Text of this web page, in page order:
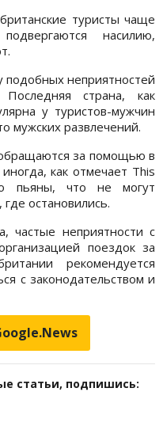
туристы чаще
насилию,
подобных неприятностей
страна, как
у туристов-мужчин
мужских развлечений.
за помощью в
как отмечает This
пьяны, что не могут
остановились.
частые неприятности с
поездок за
рекомендуется
с законодательством и
статьи, подпишись: